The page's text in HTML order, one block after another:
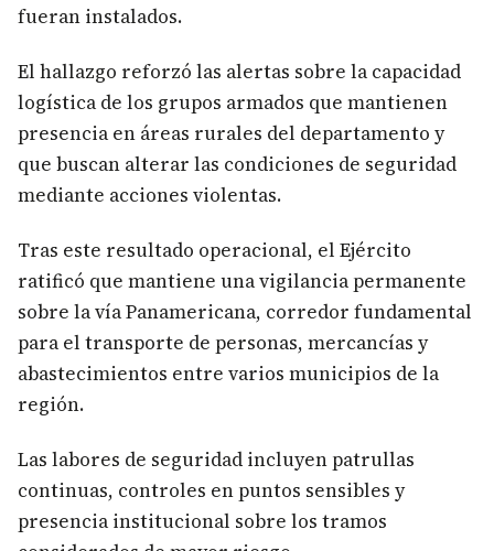
fueran instalados.
El hallazgo reforzó las alertas sobre la capacidad
logística de los grupos armados que mantienen
presencia en áreas rurales del departamento y
que buscan alterar las condiciones de seguridad
mediante acciones violentas.
Tras este resultado operacional, el Ejército
ratificó que mantiene una vigilancia permanente
sobre la vía Panamericana, corredor fundamental
para el transporte de personas, mercancías y
abastecimientos entre varios municipios de la
región.
Las labores de seguridad incluyen patrullas
continuas, controles en puntos sensibles y
presencia institucional sobre los tramos